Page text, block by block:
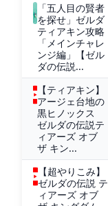
「五人目の賢者
を探せ」ゼルダ
ティアキン攻略
「メインチャレ
ンジ編」【ゼル
ダの伝説...
【ティアキン】
アージェ台地の
黒ヒノックス
ゼルダの伝説テ
ィアーズ オブ
ザ キン...
【超やりこみ】
ゼルダの伝説 テ
ィアーズ オブ